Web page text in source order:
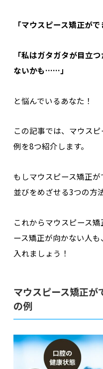
「マウスピース矯正が
「私はガタガタが目立
ないかも……」
と悩んでいるあなた！
この記事では、マウス
例を8つ紹介します。
もしマウスピース矯正が
並びをめざせる3つの方
これからマウスピース
ース矯正が向かない人
入れましょう！
マウスピース矯正が
の例